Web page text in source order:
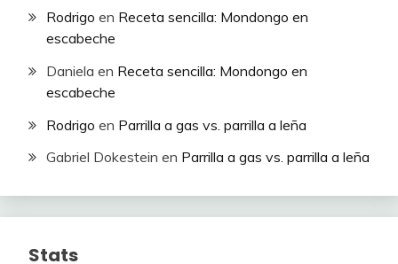
Rodrigo en Receta sencilla: Mondongo en
escabeche
Daniela en Receta sencilla: Mondongo en
escabeche
Rodrigo en Parrilla a gas vs. parrilla a leña
Gabriel Dokestein en Parrilla a gas vs. parrilla a leña
Stats